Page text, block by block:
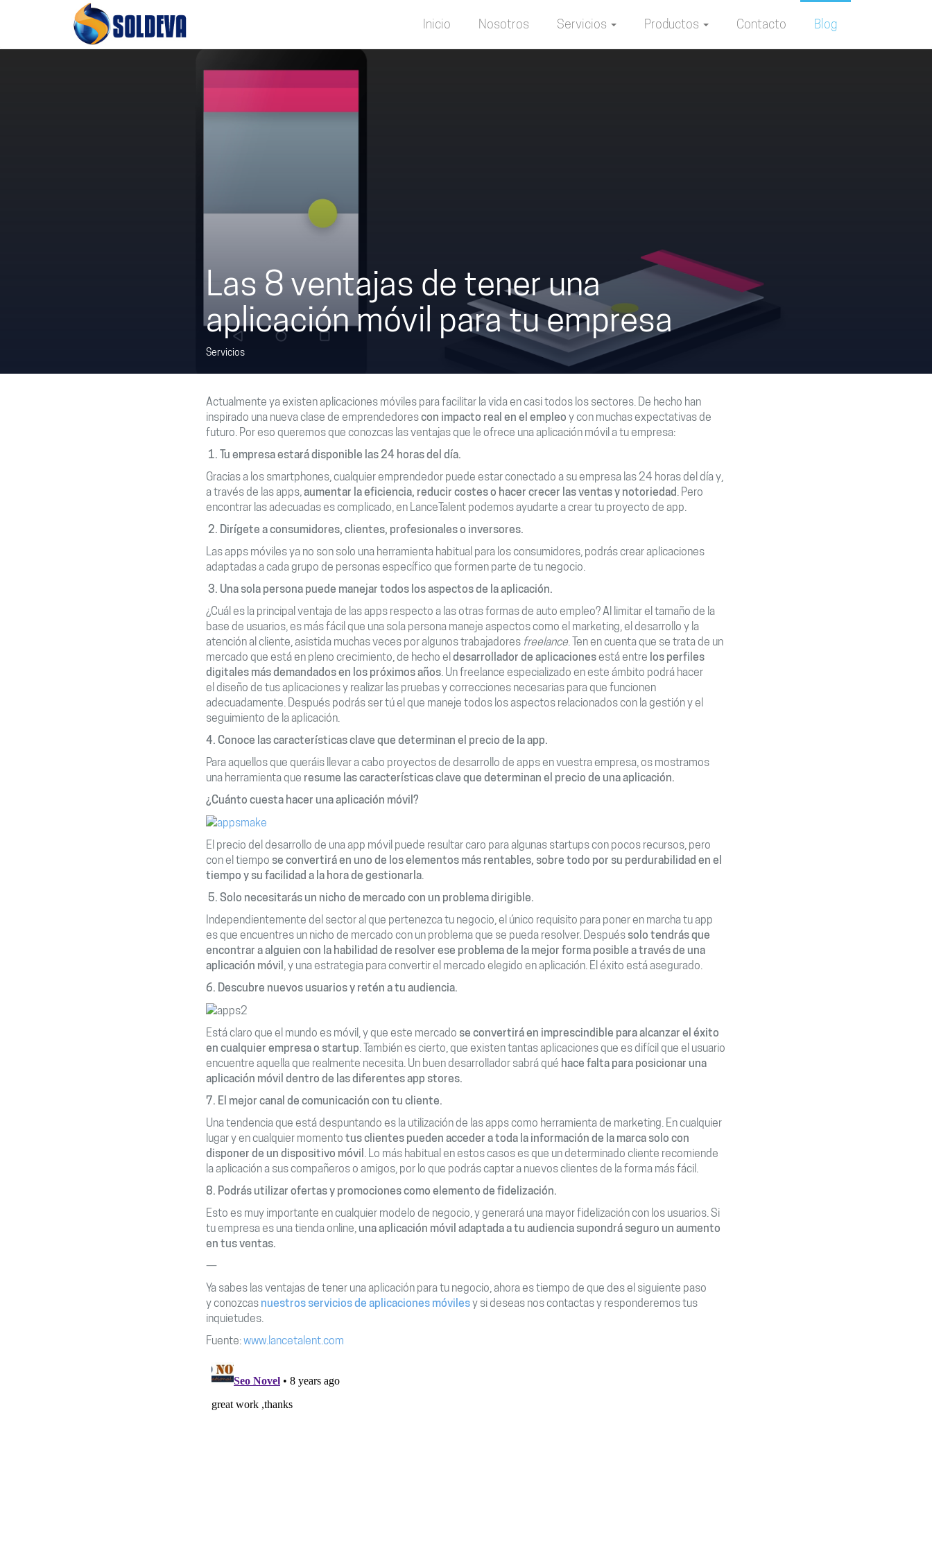
Inicio Nosotros Servicios Productos Contacto Blog
Las 8 ventajas de tener una
aplicación móvil para tu empresa
Servicios
Actualmente ya existen aplicaciones móviles para facilitar la vida en casi todos los sectores. De hecho han
inspirado una nueva clase de emprendedorescon impacto real en el empleoy con muchas expectativas de
futuro. Por eso queremos que conozcas las ventajas que le ofrece una aplicación móvil a tu empresa:
1.Tu empresa estará disponible las 24 horas del día.
Gracias a los smartphones, cualquier emprendedor puede estar conectado a su empresa las 24 horas del día y,
a través de las apps,aumentar la eficiencia, reducir costes o hacer crecer las ventas y notoriedad. Pero
encontrar las adecuadas es complicado, en LanceTalent podemos ayudarte a crear tu proyecto de app.
2. Dirígete a consumidores, clientes, profesionales o inversores.
Las apps móviles ya no son solo una herramienta habitual para los consumidores, podrás crear aplicaciones
adaptadas a cada grupo de personas específico que formen parte de tu negocio.
3. Una sola persona puede manejar todos los aspectos de la aplicación.
¿Cuál es la principal ventaja de las apps respecto a las otras formas de auto empleo? Al limitar el tamaño de la
base de usuarios, es más fácil que una sola persona maneje aspectos como el marketing, el desarrollo y la
atención al cliente, asistida muchas veces por algunos trabajadores freelance. Ten en cuenta que se trata de un
mercado que está en pleno crecimiento, de hecho el desarrollador de aplicacionesestá entre los perfiles
digitales más demandados en los próximos años. Un freelance especializado en este ámbito podrá hacer
el diseño de tus aplicaciones y realizar las pruebas y correcciones necesarias para que funcionen
adecuadamente. Después podrás ser tú el que maneje todos los aspectos relacionados con la gestión y el
seguimiento de la aplicación.
4.Conoce las características clave que determinan el precio de la app.
Para aquellos que queráis llevar a cabo proyectos de desarrollo de apps en vuestra empresa, os mostramos
una herramienta que resume las características clave que determinan el precio de una aplicación.
¿Cuánto cuesta hacer una aplicación móvil?
El precio del desarrollo de una app móvil puede resultar caro para algunas startups con pocos recursos, pero
con el tiempo se convertirá en uno de los elementos más rentables, sobre todo por su perdurabilidad en el
tiempo y su facilidad a la hora de gestionarla.
5.Solo necesitarás un nicho de mercado con un problema dirigible.
Independientemente del sector al que pertenezca tu negocio, el único requisito para poner en marcha tu app
es que encuentres un nicho de mercado con un problema que se pueda resolver. Despuéssolo tendrás que
encontrar a alguien con la habilidad de resolver ese problema de la mejor forma posible a través de una
aplicación móvil, y una estrategia para convertir el mercado elegido en aplicación. El éxito está asegurado.
6. Descubre nuevos usuarios y retén a tu audiencia.
Está claro que el mundo es móvil, y que este mercado se convertirá en imprescindible para alcanzar el éxito
en cualquier empresa o startup. También es cierto, que existen tantas aplicaciones que es difícil que el usuario
encuentre aquella que realmente necesita. Un buen desarrollador sabrá qué hace falta para posicionar una
aplicación móvil dentro de las diferentes app stores.
7. El mejor canal de comunicación con tu cliente.
Una tendencia que está despuntando es la utilización de las apps como herramienta de marketing. En cualquier
lugar y en cualquier momentotus clientes pueden acceder a toda la información de la marca solo con
disponer de un dispositivo móvil. Lo más habitual en estos casos es que un determinado cliente recomiende
la aplicación a sus compañeros o amigos, por lo que podrás captar a nuevos clientes de la forma más fácil.
8. Podrás utilizar ofertas y promociones como elemento de fidelización.
Esto es muy importante en cualquier modelo de negocio, y generará una mayor fidelización con los usuarios. Si
tu empresa es una tienda online,una aplicación móvil adaptada a tu audiencia supondrá seguro un aumento
en tus ventas.
—
Ya sabes las ventajas de tener una aplicación para tu negocio, ahora es tiempo de que des el siguiente paso
y conozcasnuestros servicios de aplicaciones móvilesy si deseas nos contactas y responderemos tus
inquietudes.
Fuente:www.lancetalent.com